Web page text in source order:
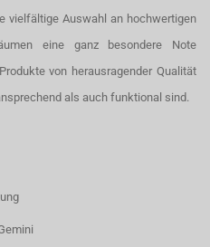
vielfältige Auswahl an hochwertigen
eine ganz besondere Note
von herausragender Qualität
als auch funktional sind.